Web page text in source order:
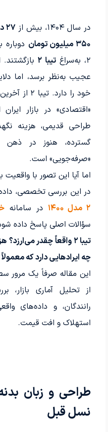
در سال ۱۴۰۴، بیش از
۳۵۰ میلیون تومان
۲، به‌سراغ
تیبا ۲
بازگشتند.
عجیب به‌نظر برسد، اما
خود را
«اقتصادی» در بازار
طراحی قدیمی، هزینه
گسترده، هنوز در ذهن
«صرفه‌جویی» است.
اما آیا این تصور با واقعیت بازار ۱۴۰۴ هم‌خوانی
در این بررسی تخصصی،
۲ مدل ۱۴۰۰
در سامانه
سؤالات اصلی پاسخ داده
تیبا ۲ واقعاً چقدر
چه ایرادهایی دارد که
این مقاله صرفاً یک مرور
از تحلیل آماری بازار،
رانندگان، و داده‌های
استهلاک و افت قیمت.
طراحی و زبان
نسل قبل